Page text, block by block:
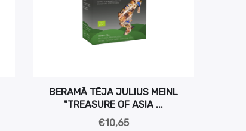
BERAMĀ TĒJA JULIUS MEINL
"TREASURE OF ASIA ...
€10,65